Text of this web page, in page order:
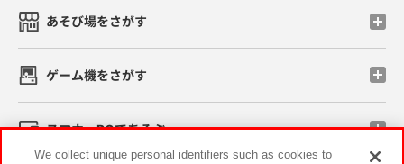
あそび場をさがす
ゲーム機をさがす
スマホ・PCであそぶ
We collect unique personal identifiers such as cookies to